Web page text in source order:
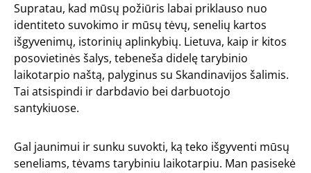
Supratau, kad mūsų požiūris labai priklauso nuo
identiteto suvokimo ir mūsų tėvų, senelių kartos
išgyvenimų, istorinių aplinkybių. Lietuva, kaip ir kitos
posovietinės šalys, tebeneša didelę tarybinio
laikotarpio naštą, palyginus su Skandinavijos šalimis.
Tai atsispindi ir darbdavio bei darbuotojo
santykiuose.
Gal jaunimui ir sunku suvokti, ką teko išgyventi mūsų
seneliams, tėvams tarybiniu laikotarpiu. Man pasisekė